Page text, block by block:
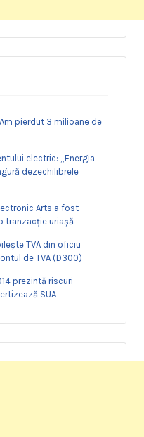
pierdut 3 milioane de
electric: „Energia
dezechilibrele
Arts a fost
tranzacție uriașă
TVA din oficiu
de TVA (D300)
prezintă riscuri
SUA